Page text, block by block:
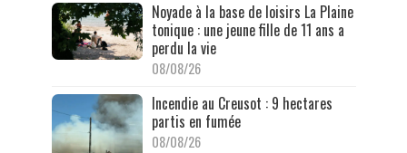
Noyade à la base de loisirs La Plaine
tonique : une jeune fille de 11 ans a
perdu la vie
08/08/26
Incendie au Creusot : 9 hectares
partis en fumée
08/08/26